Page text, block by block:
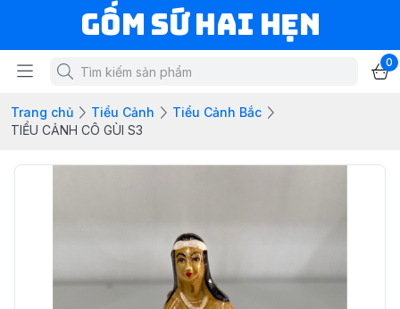
Gốm Sứ Hai Hẹn
0
Trang chủ Tiểu Cảnh
Tiểu Cảnh Bắc
TIỂU CẢNH CÔ GÙI S3